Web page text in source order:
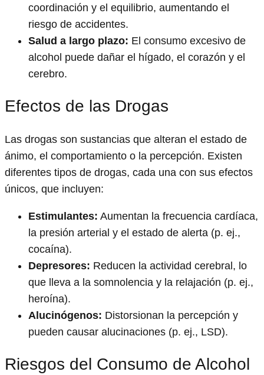
coordinación y el equilibrio, aumentando el
riesgo de accidentes.
Salud a largo plazo: El consumo excesivo de
alcohol puede dañar el hígado, el corazón y el
cerebro.
Efectos de las Drogas
Las drogas son sustancias que alteran el estado de
ánimo, el comportamiento o la percepción. Existen
diferentes tipos de drogas, cada una con sus efectos
únicos, que incluyen:
Estimulantes: Aumentan la frecuencia cardíaca,
la presión arterial y el estado de alerta (p. ej.,
cocaína).
Depresores: Reducen la actividad cerebral, lo
que lleva a la somnolencia y la relajación (p. ej.,
heroína).
Alucinógenos: Distorsionan la percepción y
pueden causar alucinaciones (p. ej., LSD).
Riesgos del Consumo de Alcohol